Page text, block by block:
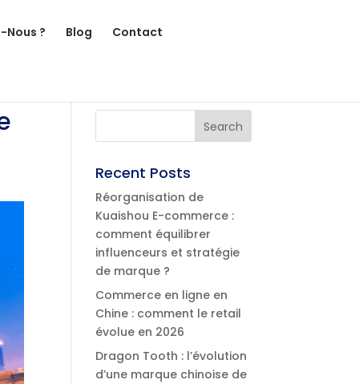
Nous ? Blog Contact
Recent Posts
Réorganisation de
Kuaishou E-commerce :
comment équilibrer
influenceurs et stratégie
de marque ?
Commerce en ligne en
Chine : comment le retail
évolue en 2026
Dragon Tooth : l’évolution
d’une marque chinoise de